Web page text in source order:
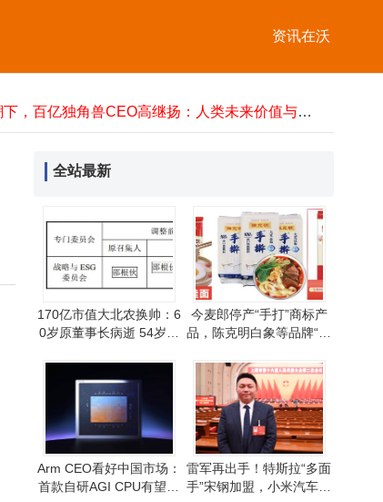
资讯在沃
中国移动携手多方发布ODS白皮书：破解AI基建痛点，引领超节点技术标准化新方向
Arm CEO看好中国市场：首款自研AGI CPU有望在中国热销并带来强劲需求
雷军再开拆车直播，谈“百色计划”引期待，磁吸萌宠热销邀同行共拓
灵山县工商联带民营企业家“取经” 助力企业完善制度提升竞争力
中国移动携手多方发布ODS白皮书：破解AI基建痛点，引领超节点技术标准化新方向
全站最新
170亿市值大北农换帅：6
0岁原董事长病逝 54岁遗
今麦郎停产“手打”商标产
品，陈克明白象等品牌“手
Arm CEO看好中国市场：
首款自研AGI CPU有望在
雷军再出手！特斯拉“多面
手”宋钢加盟，小米汽车产